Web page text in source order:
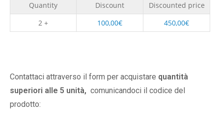
Quantity Discount
Discounted price
2 +
100,00€ 450,00€
Contattaci attraverso il form per acquistare quantità
superiori alle 5 unità, comunicandoci il codice del
prodotto: